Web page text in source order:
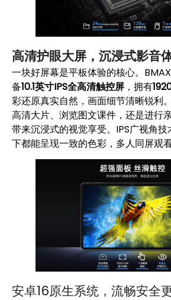
高清护眼大屏，沉浸式影音
一块好屏幕是平板体验的核心。
备10.1英寸IPS全高清触控屏 ，拥有
彩还原真实自然，画面细节清晰锐利
高清大片、浏览图文课件，还是进行
带来沉浸式的视觉享受。IPS广视角
下都能呈现一致的色彩，多人同屏观
安卓16原生系统，流畅安全